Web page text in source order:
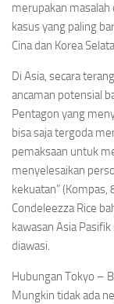
merupakan masalah
kasus yang paling
Cina dan Korea
Di Asia, secara
ancaman potensial
Pentagon yang
bisa saja tergoda
pemaksaan untuk
menyelesaikan
kekuatan”
Condeleezza Rice
kawasan Asia
diawasi.
Hubungan Tokyo –
Mungkin tidak ada